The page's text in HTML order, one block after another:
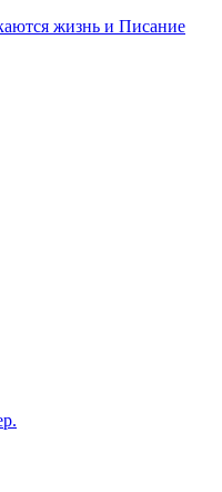
жизнь и Писание